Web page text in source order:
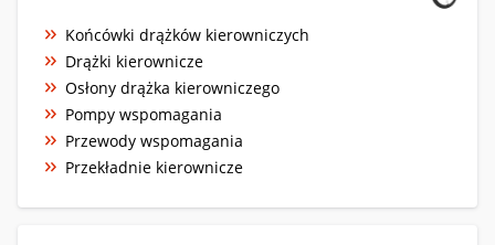
Końcówki drążków kierowniczych
Drążki kierownicze
Osłony drążka kierowniczego
Pompy wspomagania
Przewody wspomagania
Przekładnie kierownicze